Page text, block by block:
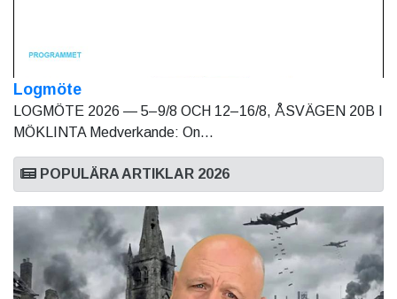
Logmöte
LOGMÖTE 2026 — 5–9/8 OCH 12–16/8, ÅSVÄGEN 20B I
MÖKLINTA Medverkande: On...
POPULÄRA ARTIKLAR 2026